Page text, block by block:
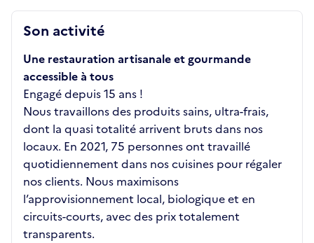
Son activité
Une restauration artisanale et gourmande
accessible à tous
Engagé depuis 15 ans !
Nous travaillons des produits sains, ultra-frais,
dont la quasi totalité arrivent bruts dans nos
locaux. En 2021, 75 personnes ont travaillé
quotidiennement dans nos cuisines pour régaler
nos clients. Nous maximisons
l’approvisionnement local, biologique et en
circuits-courts, avec des prix totalement
transparents.